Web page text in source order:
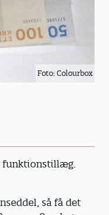
Foto: Colourbox
funktionstillæg.
så få det